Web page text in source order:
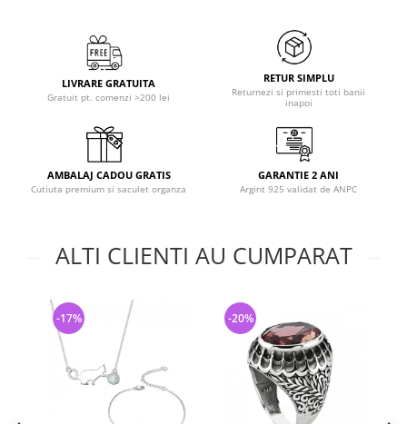
LIVRARE GRATUITA
Gratuit pt. comenzi >200 lei
RETUR SIMPLU
Returnezi si primesti toti banii
inapoi
AMBALAJ CADOU GRATIS
Cutiuta premium si saculet organza
GARANTIE 2 ANI
Argint 925 validat de ANPC
ALTI CLIENTI AU CUMPARAT
-17% -20%